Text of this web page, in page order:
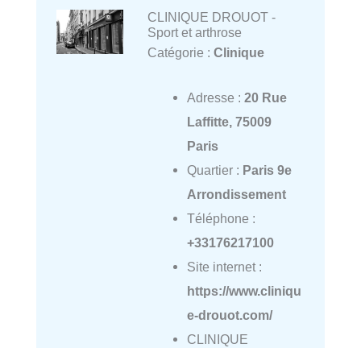
CLINIQUE DROUOT -
Sport et arthrose
Catégorie : Clinique
Adresse : 20 Rue
Laffitte, 75009
Paris
Quartier : Paris 9e
Arrondissement
Téléphone :
+33176217100
Site internet :
https://www.cliniqu
e-drouot.com/
CLINIQUE